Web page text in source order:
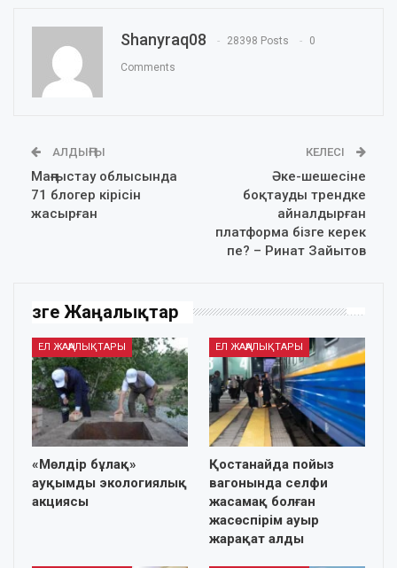
Shanyraq08 28398 Posts 0
Comments
АЛДЫҢҒЫ
Маңғыстау облысында
71 блогер кірісін
жасырған
КЕЛЕСІ
Әке-шешесіне
боқтауды трендке
айналдырған
платформа бізге керек
пе? – Ринат Зайытов
Өзге Жаңалықтар
ЕЛ ЖАҢАЛЫҚТАРЫ
«Мөлдір бұлақ»
ауқымды экологиялық
акциясы
ЕЛ ЖАҢАЛЫҚТАРЫ
Қостанайда пойыз
вагонында селфи
жасамақ болған
жасөспірім ауыр
жарақат алды